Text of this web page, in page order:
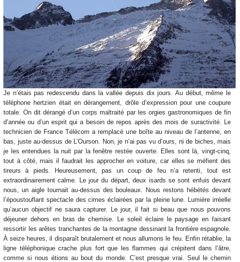
Je n’étais pas redescendu dans la vallée depuis dix jours. Au début, même le
téléphone hertzien était en dérangement, drôle d’expression pour une coupure
totale. On dit dérangé d’un corps maltraité par les orgies gastronomiques de fin
d’année ou d’un esprit qui a besoin de repos après des mois de suractivité. Le
technicien de France Télécom a remplacé une boîte au niveau de l’antenne, en
bas, juste au-dessus de L’Ourson. Non, je n’ai pas vu d’ours, ni de biches, mais
je les entendues la nuit par la fenêtre restée ouverte. Elles sont là, vingt-cinq,
tout à côté, mais il faudrait les approcher en voiture, car elles se méfient des
tireurs à pieds. Heureusement, pas un coup de feu n’a retenti, tout est
extraordinairement calme. Le jour du départ, deux isards se sont enfuis devant
nous, un aigle tournait au-dessus des bouleaux. Nous restons hébétés devant
l’époustouflant spectacle des cimes éclairées par la pleine lune. Lumière irréelle
qu’aucun objectif ne saura capturer. Le jour, il fait si beau que nous pouvons
déjeuner dehors en bras de chemise. Le soleil éclaire le paysage en faisant
ressortir les arêtes tranchantes de la montagne dessinant la frontière espagnole.
À seize heures, il disparaît brutalement et nous allumons le feu. Enfin rétablie, la
ligne téléphonique crache plus fort que les flammes qui crépitent dans l’âtre,
comme si nous étions au bout du monde. C’est presque vrai. Seul le chemin